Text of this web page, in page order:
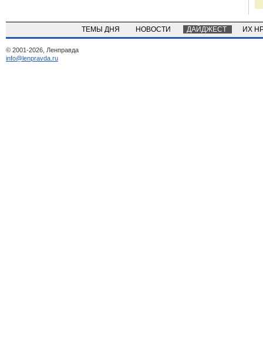
ТЕМЫ ДНЯ НОВОСТИ ДАЙДЖЕСТ ИХ
© 2001-2026, Ленправда
info@lenpravda.ru